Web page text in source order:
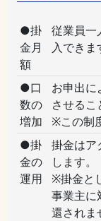
●掛
金月
額
従業員一
入できま
●口
数の
増加
お申出に
させるこ
※この制
●掛
金の
運用
掛金はア
します。
※掛金と
事業主に
還されま